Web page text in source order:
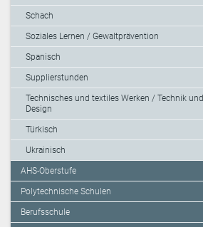
Schach
Soziales Lernen / Gewaltprävention
Spanisch
Supplierstunden
Technisches und textiles Werken / Technik und
Design
Türkisch
Ukrainisch
AHS-Oberstufe
Polytechnische Schulen
Berufsschule